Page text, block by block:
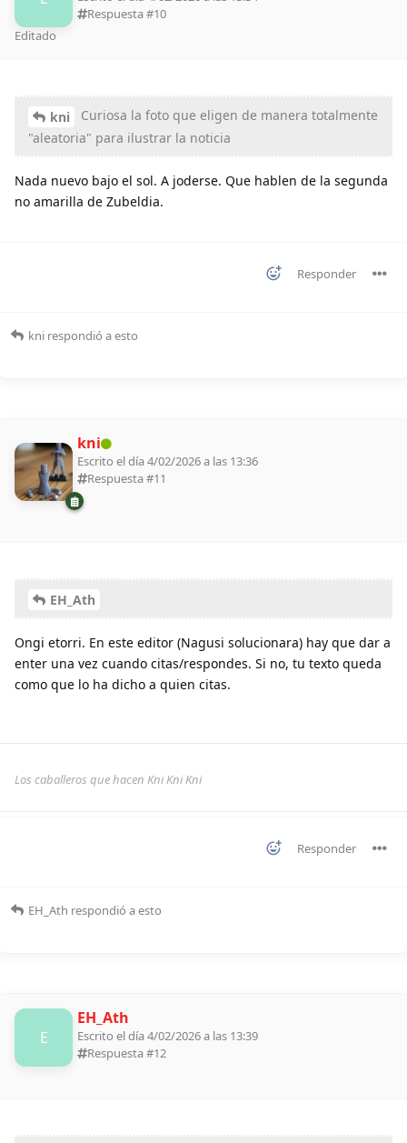
Respuesta #10
Editado
kni
Curiosa la foto que eligen de manera totalmente
"aleatoria" para ilustrar la noticia
Nada nuevo bajo el sol. A joderse. Que hablen de la segunda
no amarilla de Zubeldia.
Responder
kni respondió a esto
kni
Escrito el día 4/02/2026 a las 13:36
Respuesta #11
EH_Ath
Ongi etorri. En este editor (Nagusi solucionara) hay que dar a
enter una vez cuando citas/respondes. Si no, tu texto queda
como que lo ha dicho a quien citas.
Los caballeros que hacen Kni Kni Kni
Responder
EH_Ath respondió a esto
E
EH_Ath
Escrito el día 4/02/2026 a las 13:39
Respuesta #12